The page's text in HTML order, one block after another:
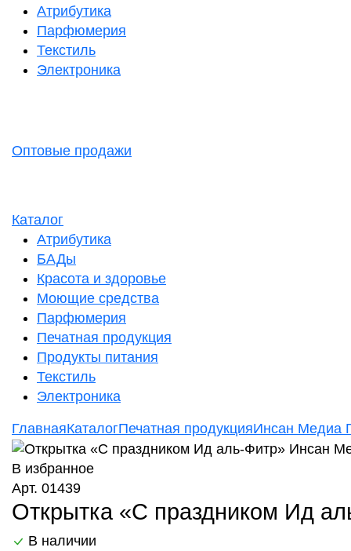
Атрибутика
Парфюмерия
Текстиль
Электроника
Оптовые продажи
Каталог
Атрибутика
БАДы
Красота и здоровье
Моющие средства
Парфюмерия
Печатная продукция
Продукты питания
Текстиль
Электроника
ГлавнаяКаталогПечатная продукцияИнсан Медиа
В избранное
Арт. 01439
Открытка «С праздником Ид
В наличии